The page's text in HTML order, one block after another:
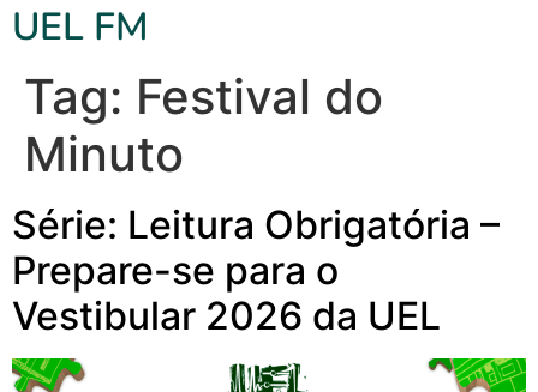
UEL FM
Tag: Festival do
Minuto
Série: Leitura Obrigatória –
Prepare-se para o
Vestibular 2026 da UEL